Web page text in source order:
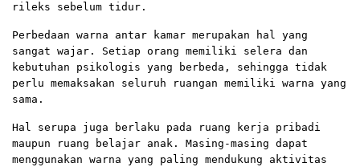
rileks sebelum tidur.
Perbedaan warna antar kamar merupakan hal yang
sangat wajar. Setiap orang memiliki selera dan
kebutuhan psikologis yang berbeda, sehingga tidak
perlu memaksakan seluruh ruangan memiliki warna yang
sama.
Hal serupa juga berlaku pada ruang kerja pribadi
maupun ruang belajar anak. Masing-masing dapat
menggunakan warna yang paling mendukung aktivitas